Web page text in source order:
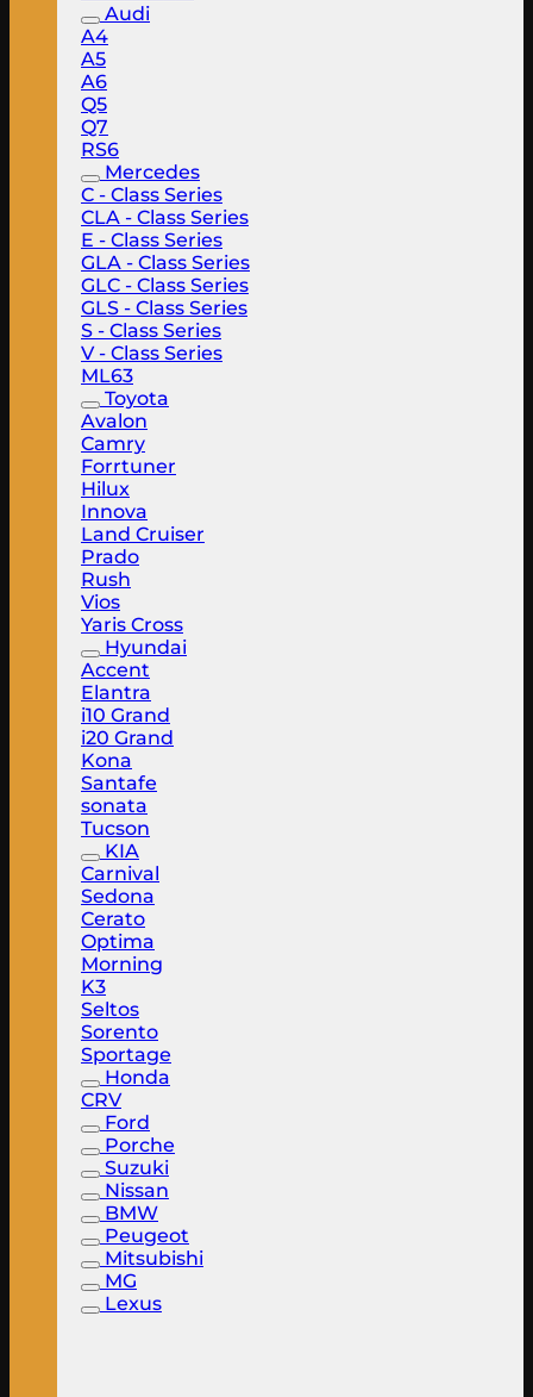
Audi
A4
A5
A6
Q5
Q7
RS6
Mercedes
C - Class Series
CLA - Class Series
E - Class Series
GLA - Class Series
GLC - Class Series
GLS - Class Series
S - Class Series
V - Class Series
ML63
Toyota
Avalon
Camry
Forrtuner
Hilux
Innova
Land Cruiser
Prado
Rush
Vios
Yaris Cross
Hyundai
Accent
Elantra
i10 Grand
i20 Grand
Kona
Santafe
sonata
Tucson
KIA
Carnival
Sedona
Cerato
Optima
Morning
K3
Seltos
Sorento
Sportage
Honda
CRV
Ford
Porche
Suzuki
Nissan
BMW
Peugeot
Mitsubishi
MG
Lexus